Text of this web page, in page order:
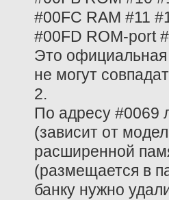
#00FC RAM #11
#00FD ROM-port
Это официальная
не могут
2.
По адресу #0069
(зависит от
расширенной
(размещается в
банку нужно